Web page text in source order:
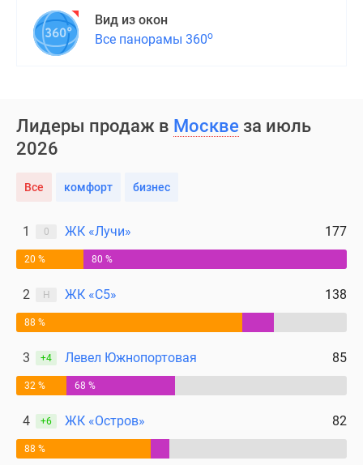
поселки
водоема
ипотеку
Бизнес-
Коттеджи
акции
Макс
Вид из окон
Все панорамы 360о
Лидеры продаж в Москве за июль
2026
Все комфорт бизнес
1 0 ЖК «Лучи» 177
20 % 80 %
2 Н ЖК «С5» 138
88 %
3 +4 Левел Южнопортовая 85
32 % 68 %
4 +6 ЖК «Остров» 82
88 %